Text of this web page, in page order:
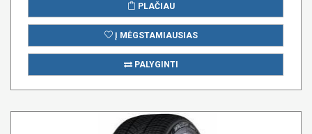
PLAČIAU
Į MĖGSTAMIAUSIAS
PALYGINTI